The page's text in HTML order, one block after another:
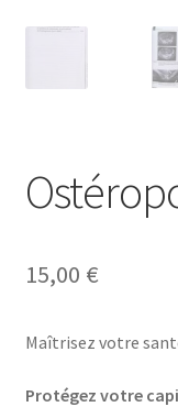
15,00 €
Maîtrisez votre
Protégez votre